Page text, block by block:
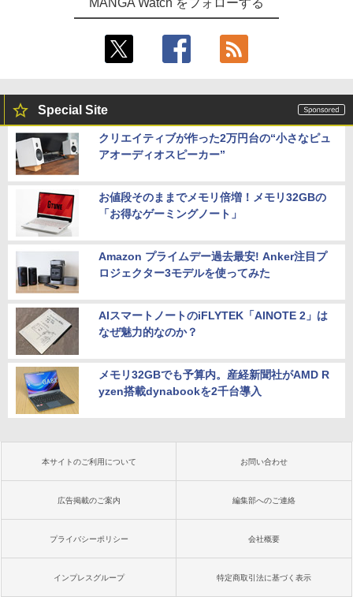
MANGA Watch をフォローする
Special Site
クリエイティブが作った2万円台の“小さなピュ
アオーディオスピーカー”
お値段そのままでメモリ倍増！メモリ32GBの
「お得なゲーミングノート」
Amazon プライムデー過去最安! Anker注目プ
ロジェクター3モデルを使ってみた
AIスマートノートのiFLYTEK「AINOTE 2」は
なぜ魅力的なのか？
メモリ32GBでも予算内。産経新聞社がAMD R
yzen搭載dynabookを2千台導入
本サイトのご利用について お問い合わせ
広告掲載のご案内 編集部へのご連絡
プライバシーポリシー 会社概要
インプレスグループ 特定商取引法に基づく表示